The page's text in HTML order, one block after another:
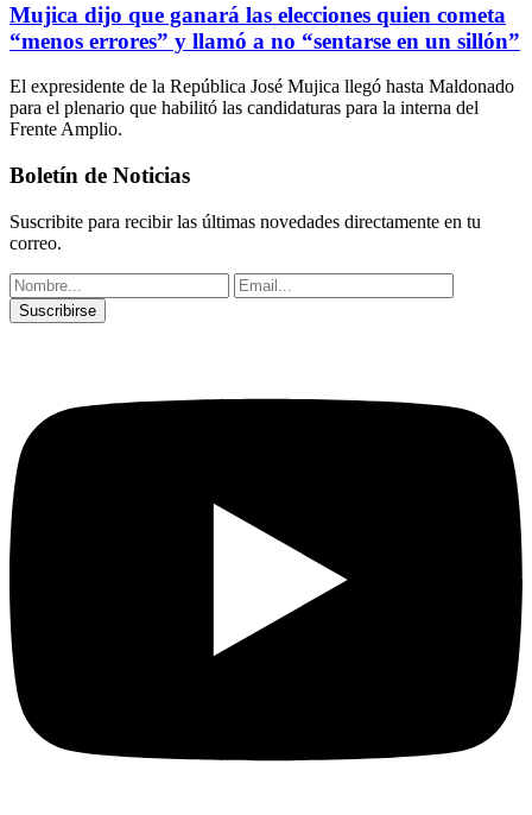
Mujica dijo que ganará las elecciones quien cometa
“menos errores” y llamó a no “sentarse en un sillón”
El expresidente de la República José Mujica llegó hasta Maldonado
para el plenario que habilitó las candidaturas para la interna del
Frente Amplio.
Boletín de Noticias
Suscribite para recibir las últimas novedades directamente en tu
correo.
Suscribirse